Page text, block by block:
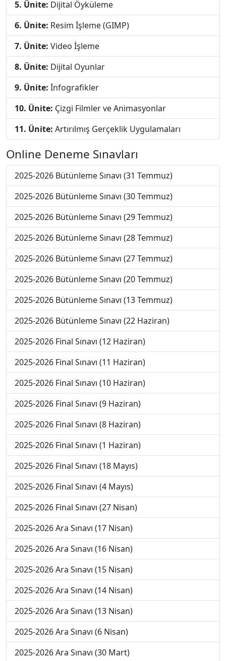
5. Ünite: Dijital Öyküleme
6. Ünite: Resim İşleme (GIMP)
7. Ünite: Video İşleme
8. Ünite: Dijital Oyunlar
9. Ünite: İnfografikler
10. Ünite: Çizgi Filmler ve Animasyonlar
11. Ünite: Artırılmış Gerçeklik Uygulamaları
Online Deneme Sınavları
2025-2026 Bütünleme Sınavı (31 Temmuz)
2025-2026 Bütünleme Sınavı (30 Temmuz)
2025-2026 Bütünleme Sınavı (29 Temmuz)
2025-2026 Bütünleme Sınavı (28 Temmuz)
2025-2026 Bütünleme Sınavı (27 Temmuz)
2025-2026 Bütünleme Sınavı (20 Temmuz)
2025-2026 Bütünleme Sınavı (13 Temmuz)
2025-2026 Bütünleme Sınavı (22 Haziran)
2025-2026 Final Sınavı (12 Haziran)
2025-2026 Final Sınavı (11 Haziran)
2025-2026 Final Sınavı (10 Haziran)
2025-2026 Final Sınavı (9 Haziran)
2025-2026 Final Sınavı (8 Haziran)
2025-2026 Final Sınavı (1 Haziran)
2025-2026 Final Sınavı (18 Mayıs)
2025-2026 Final Sınavı (4 Mayıs)
2025-2026 Final Sınavı (27 Nisan)
2025-2026 Ara Sınavı (17 Nisan)
2025-2026 Ara Sınavı (16 Nisan)
2025-2026 Ara Sınavı (15 Nisan)
2025-2026 Ara Sınavı (14 Nisan)
2025-2026 Ara Sınavı (13 Nisan)
2025-2026 Ara Sınavı (6 Nisan)
2025-2026 Ara Sınavı (30 Mart)